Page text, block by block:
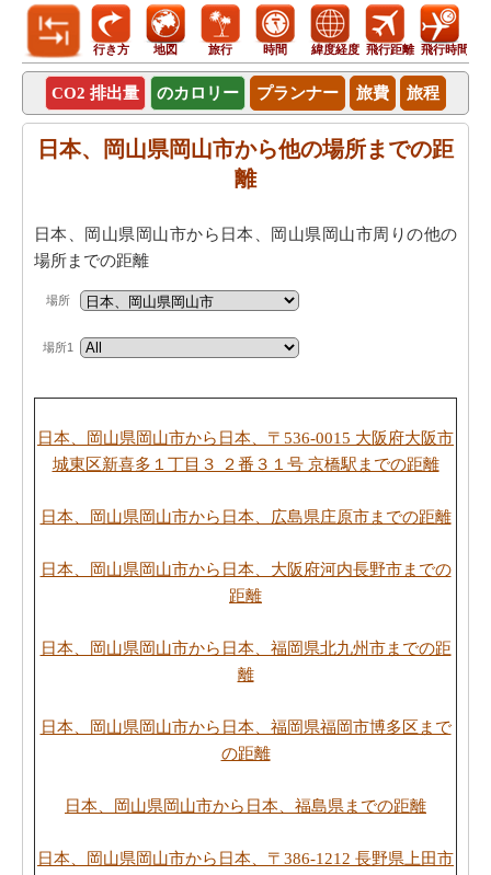
行き方 地図 旅行 時間 緯度経度 飛行距離 飛行時間
CO2 排出量 のカロリー プランナー 旅費 旅程
日本、岡山県岡山市から他の場所までの距
離
日本、岡山県岡山市から日本、岡山県岡山市周りの他の
場所までの距離
場所
場所1
日本、岡山県岡山市から日本、〒536-0015 大阪府大阪市
城東区新喜多１丁目３ ２番３１号 京橋駅までの距離
日本、岡山県岡山市から日本、広島県庄原市までの距離
日本、岡山県岡山市から日本、大阪府河内長野市までの
距離
日本、岡山県岡山市から日本、福岡県北九州市までの距
離
日本、岡山県岡山市から日本、福岡県福岡市博多区まで
の距離
日本、岡山県岡山市から日本、福島県までの距離
日本、岡山県岡山市から日本、〒386-1212 長野県上田市